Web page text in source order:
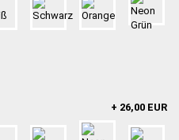
+ 26,00 EUR